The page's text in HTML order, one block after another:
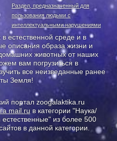
Раздел, предназначенный для
пользования людьми с
интеллектуальными нарушениями
естественной среде и в
описания образа жизни и
животных от наших
вам погрузиться в
все неизведанные ранее
Земля!
портал zoogalaktika.ru
mail.ru в категории "Наука/
из более 500
в данной категории.